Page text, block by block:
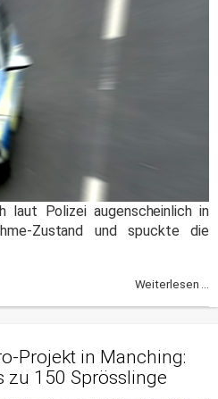
laut Polizei augenscheinlich in
Zustand und spuckte die
Weiterlesen ...
Projekt in Manching:
zu 150 Sprösslinge